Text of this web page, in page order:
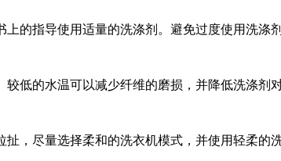
的指导使用适量的洗涤剂。避免过度使用洗涤
低的水温可以减少纤维的磨损，并降低洗涤剂
，尽量选择柔和的洗衣机模式，并使用轻柔的洗